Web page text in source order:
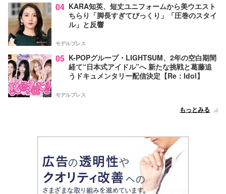
04 KARA知英、短丈ユニフォームから美ウエスト
ちらり「脚長すぎてびっくり」「圧巻のスタイ
ル」と反響
モデルプレス
05 K-POPグループ・LIGHTSUM、2年の空白期間
経て“日本式アイドル”へ 新たな挑戦と葛藤追
うドキュメンタリー配信決定【Re：Idol】
モデルプレス
もっとみる